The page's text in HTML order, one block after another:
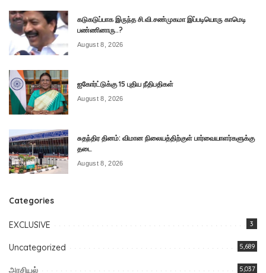
கடுகடுப்பாக இருந்த சி.வி.சண்முகமா இப்படியொரு காமெடி
பண்ணினாரு..?
August 8, 2026
ஐகோர்ட்டுக்கு 15 புதிய நீதிபதிகள்
August 8, 2026
சுதந்திர தினம்: விமான நிலையத்திற்குள் பார்வையாளர்களுக்கு
தடை
August 8, 2026
Categories
EXCLUSIVE 3
Uncategorized 5,689
அரசியல் 5,037